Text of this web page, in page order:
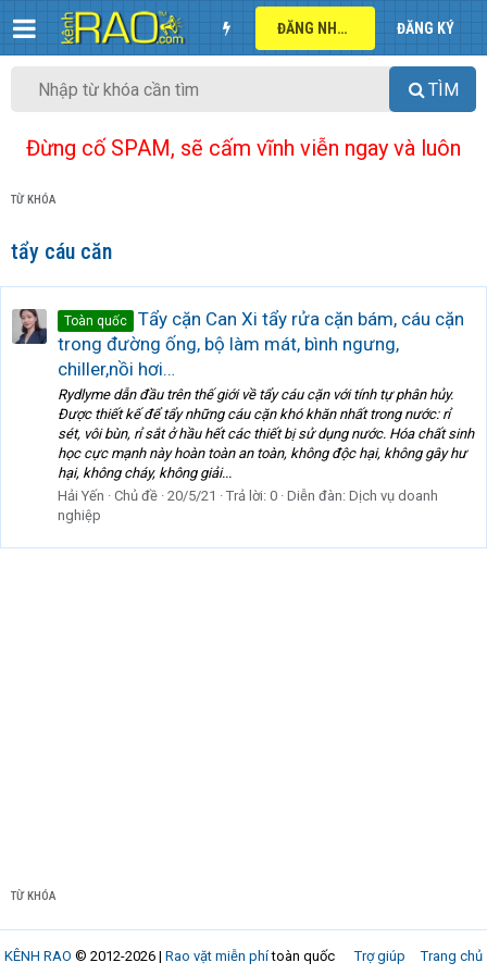
ĐĂNG NHẬP ĐĂNG KÝ
TÌM
Đừng cố SPAM, sẽ cấm vĩnh viễn ngay và luôn
TỪ KHÓA
tẩy cáu căn
Toàn quốc
Tẩy cặn Can Xi tẩy rửa cặn bám, cáu cặn
trong đường ống, bộ làm mát, bình ngưng,
chiller,nồi hơi…
Rydlyme dẫn đầu trên thế giới về tẩy cáu cặn với tính tự phân hủy.
Được thiết kế để tẩy những cáu cặn khó khăn nhất trong nước: rỉ
sét, vôi bùn, rỉ sắt ở hầu hết các thiết bị sử dụng nước. Hóa chất sinh
học cực mạnh này hoàn toàn an toàn, không độc hại, không gây hư
hại, không cháy, không giải...
Hải Yến
Chủ đề 20/5/21 Trả lời: 0 Diễn đàn: Dịch vụ doanh
nghiệp
TỪ KHÓA
Trợ giúp Trang chủ
KÊNH RAO © 2012-2026 | Rao vặt miễn phítoàn quốc